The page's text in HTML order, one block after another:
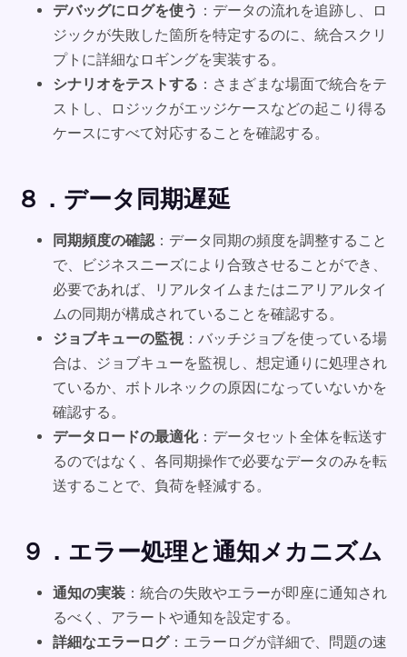
デバッグにログを使う ：データの流れを追跡し、ロ
ジックが失敗した箇所を特定するのに、統合スクリ
プトに詳細なロギングを実装する。
シナリオをテストする ：さまざまな場面で統合をテ
ストし、ロジックがエッジケースなどの起こり得る
ケースにすべて対応することを確認する。
８．データ同期遅延
同期頻度の確認：データ同期の頻度を調整すること
で、ビジネスニーズにより合致させることができ、
必要であれば、リアルタイムまたはニアリアルタイ
ムの同期が構成されていることを確認する。
ジョブキューの監視 ：バッチジョブを使っている場
合は、ジョブキューを監視し、想定通りに処理され
ているか、ボトルネックの原因になっていないかを
確認する。
データロードの最適化：データセット全体を転送す
るのではなく、各同期操作で必要なデータのみを転
送することで、負荷を軽減する。
９．エラー処理と通知メカニズム
通知の実装 ：統合の失敗やエラーが即座に通知され
るべく、アラートや通知を設定する。
詳細なエラーログ：エラーログが詳細で、問題の速